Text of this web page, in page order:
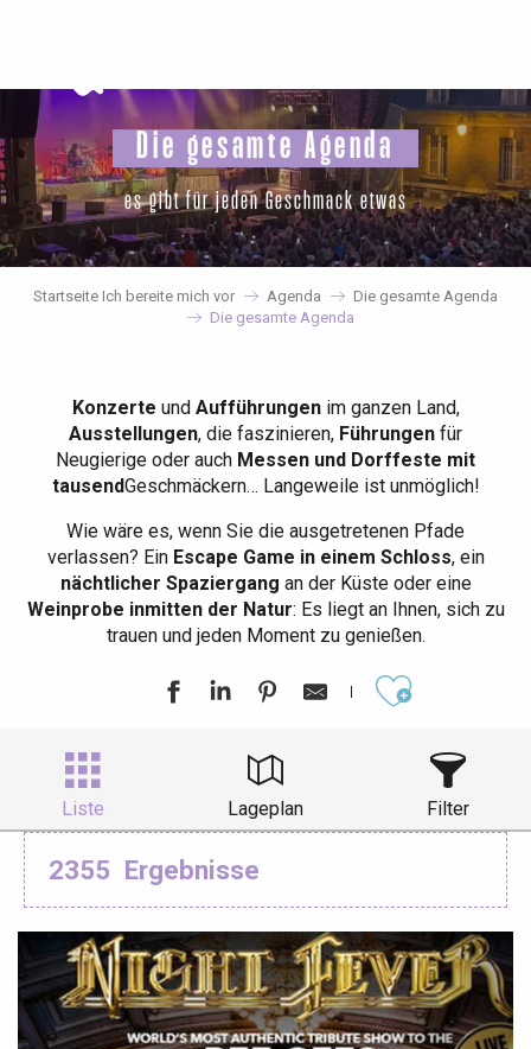
principal
Die gesamte Agenda
es gibt für jeden Geschmack etwas
Startseite Ich bereite mich vor Agenda
Die gesamte Agenda
Die gesamte Agenda
Konzerte und Aufführungenim ganzen Land,
Ausstellungen, die faszinieren, Führungen für
Neugierige oder auch Messen und Dorffeste mit
tausendGeschmäckern… Langeweile ist unmöglich!
Wie wäre es, wenn Sie die ausgetretenen Pfade
verlassen? EinEscape Game in einem Schloss, ein
nächtlicher Spaziergang an der Küste oder eine
Weinprobe inmitten der Natur: Es liegt an Ihnen, sich zu
trauen und jeden Moment zu genießen.
Liste Lageplan Filter
2355 Ergebnisse